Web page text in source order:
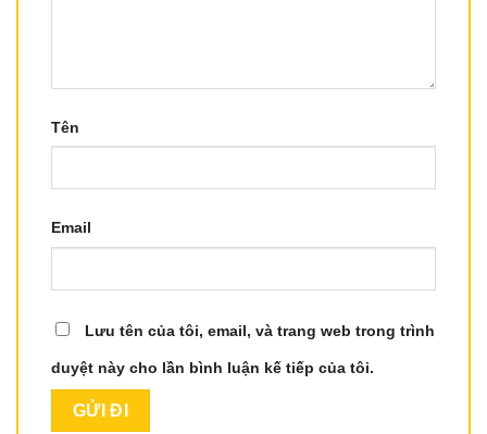
Tên
Email
Lưu tên của tôi, email, và trang web trong trình
duyệt này cho lần bình luận kế tiếp của tôi.